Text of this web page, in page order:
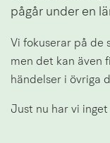
pågår under en
Vi fokuserar på de
men det kan även
händelser i övriga
Just nu har vi